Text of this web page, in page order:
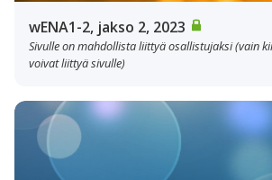
wENA1-2, jakso 2, 2023
Sivulle on mahdollista liittyä osallistujaksi (vain
voivat liittyä sivulle)